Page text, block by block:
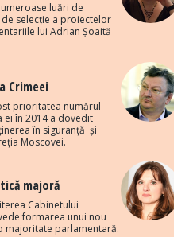
luări de
selecție a proiectelor
lui Adrian Șoaită
Crimeei
prioritatea numărul
ei în 2014 a dovedit
în siguranță și
Moscovei.
majoră
Cabinetului
formarea unui nou
majoritate parlamentară.